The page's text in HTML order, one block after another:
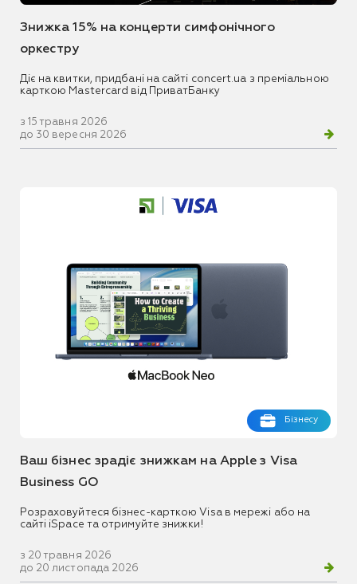
Знижка 15% на концерти симфонічного
оркестру
Діє на квитки, придбані на сайті concert.ua з преміальною
карткою Mastercard від ПриватБанку
з 15 травня 2026
до 30 вересня 2026
Бізнесу
Ваш бізнес зрадіє знижкам на Apple з Visa
Business GO
Розраховуйтеся бізнес-карткою Visa в мережі або на
сайті iSpace та отримуйте знижки!
з 20 травня 2026
до 20 листопада 2026